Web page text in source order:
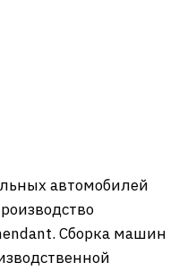
автомобилей
Сборка машин